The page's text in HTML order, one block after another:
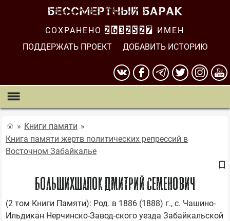
СОХРАНЕНО 2632527
ИМЕН
ПОДДЕРЖАТЬ ПРОЕКТ
ДОБАВИТЬ ИСТОРИЮ
Книги памяти
Книга памяти жертв политических репрессий в
Восточном Забайкалье
БОЛЬШИХШАПОК ДМИТРИЙ СЕМЕНОВИЧ
(2 том Книги Памяти): Род. в 1886 (1888) г., с. Чашино-
Ильдикан Нерчинско-Завод-ского уезда Забайкальской